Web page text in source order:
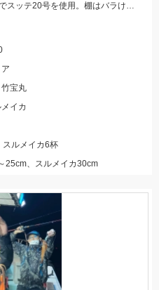
当日は潮が速くパラシュートアンカーでスッテ20号を使用。棚はバラけていますがボトムが一番反応が良かったです。
宝丸
イカ
スルメイカ6杯
25cm、スルメイカ30cm